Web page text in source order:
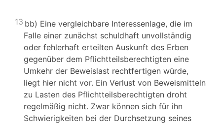
13 bb) Eine vergleichbare Interessenlage, die im
Falle einer zunächst schuldhaft unvollständig
oder fehlerhaft erteilten Auskunft des Erben
gegenüber dem Pflichtteilsberechtigten eine
Umkehr der Beweislast rechtfertigen würde,
liegt hier nicht vor. Ein Verlust von Beweismitteln
zu Lasten des Pflichtteilsberechtigten droht
regelmäßig nicht. Zwar können sich für ihn
Schwierigkeiten bei der Durchsetzung seines